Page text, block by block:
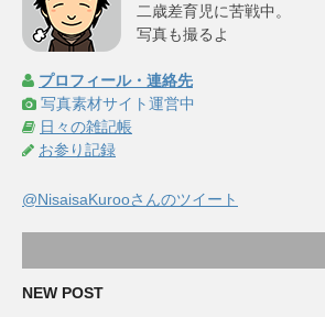
二歳差育児に苦戦中。
写真も撮るよ
プロフィール・連絡先
写真素材サイト運営中
日々の雑記帳
お参り記録
@NisaisaKurooさんのツイート
NEW POST